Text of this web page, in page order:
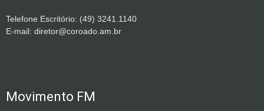
Telefone Escritório: (49) 3241.1140
E-mail: diretor@coroado.am.br
Movimento FM